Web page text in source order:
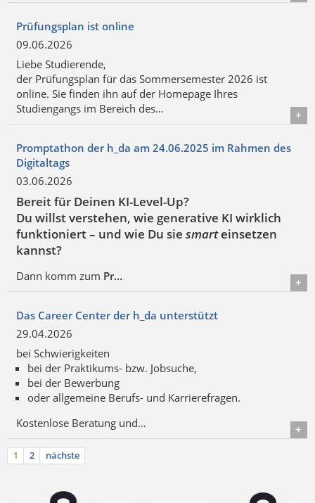
Prüfungsplan ist online
09.06.2026
Liebe Studierende,
der Prüfungsplan für das Sommersemester 2026 ist
online. Sie finden ihn auf der Homepage Ihres
Studiengangs im Bereich des…
Details
Promptathon der h_da am 24.06.2025 im Rahmen des
Digitaltags
03.06.2026
Bereit für Deinen KI-Level-Up?
Du willst verstehen, wie generative KI wirklich
funktioniert – und wie Du sie smarteinsetzen
kannst?
Dann komm zum Pr…
Details
Das Career Center der h_da unterstützt
29.04.2026
bei Schwierigkeiten
bei der Praktikums- bzw. Jobsuche,
bei der Bewerbung
oder allgemeine Berufs- und Karrierefragen.
Kostenlose Beratung und…
Details
1 2 nächste